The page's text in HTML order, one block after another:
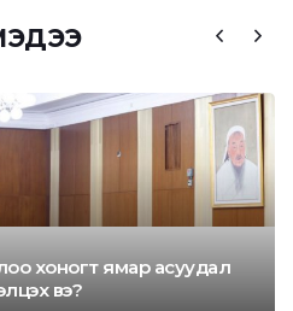
хоногт ямар асуудал
вэ?